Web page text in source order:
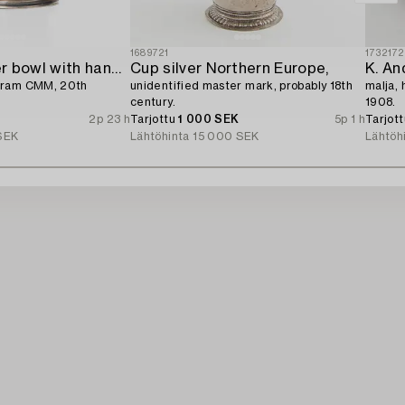
A sterling silver bowl with handle,
CMM, 20th
2p 23 h
1689721
Cup silver Northern Europe,
unidentified master mark, probably 18th
century.
Tarjottu1 000 SEK
5p 1 h
Lähtöhinta 15 000 SEK
1732172
K.
malja,
1908.